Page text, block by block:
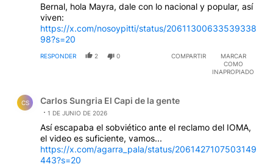
Bernal, hola Mayra, dale con lo nacional y popular, así
viven:
https://x.com/nosoypitti/status/20611300633539338
98?s=20
RESPONDER 2 0 COMPARTIR
MARCAR
COMO
INAPROPIADO
CS Carlos Sungria El Capi de la gente
1 DE JUNIO DE 2026
Así escapaba el sobviético ante el reclamo del IOMA,
el video es suficiente, vamos...
https://x.com/agarra_pala/status/2061427107503149
443?s=20